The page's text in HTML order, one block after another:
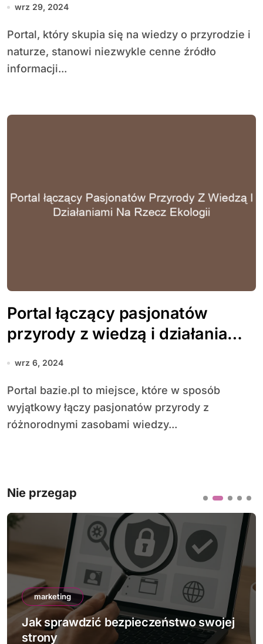
wrz 29, 2024
Portal, który skupia się na wiedzy o przyrodzie i
naturze, stanowi niezwykle cenne źródło
informacji...
Portal łączący pasjonatów
przyrody z wiedzą i działaniami
na rzecz ekologii
wrz 6, 2024
Portal bazie.pl to miejsce, które w sposób
wyjątkowy łączy pasjonatów przyrody z
różnorodnymi zasobami wiedzy...
Nie przegap
marketing
Jak sprawdzić bezpieczeństwo swojej
strony